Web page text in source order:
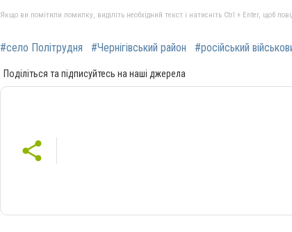
Якщо ви помітили помилку, виділіть необхідний текст і натисніть Ctrl + Enter, щоб
#село Політрудня #Чернігівський район #російський
Поділіться та підписуйтесь на наші джерела